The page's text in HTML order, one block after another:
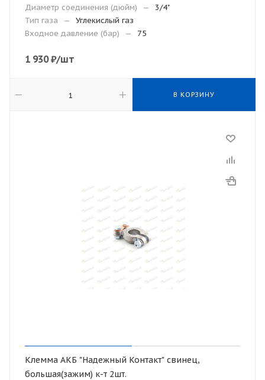
Диаметр соединения (дюйм)
—
3/4"
Тип газа
—
Углекислый газ
Входное давление (бар)
— 75
1 930₽/шт
В КОРЗИНУ
Клемма АКБ "Надежный Контакт" свинец,
большая(зажим) к-т 2шт.